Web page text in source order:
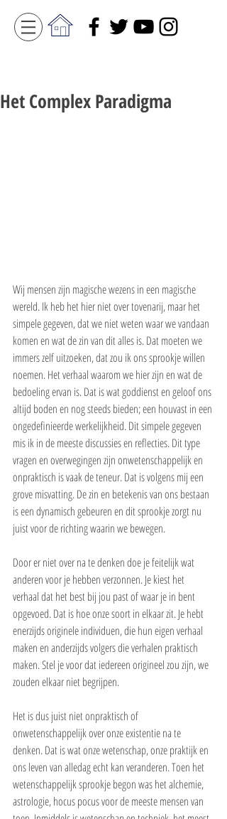
Het Complex Paradigma
Wij mensen zijn magische wezens in een magische
wereld. Ik heb het hier niet over tovenarij, maar het
simpele gegeven, dat we niet weten waar we vandaan
komen en wat de zin van dit alles is. Dat moeten we
immers zelf uitzoeken, dat zou ik ons sprookje willen
noemen. Het verhaal waarom we hier zijn en wat de
bedoeling ervan is. Dat is wat goddienst en geloof ons
altijd boden en nog steeds bieden; een houvast in een
ongedefinieerde werkelijkheid. Dit simpele gegeven
mis ik in de meeste discussies en reflecties. Dit type
vragen en overwegingen zijn onwetenschappelijk en
onpraktisch is vaak de teneur. Dat is volgens mij een
grove misvatting. De zin en betekenis van ons bestaan
is een dynamisch gebeuren en dit sprookje zorgt nu
juist voor de richting waarin we bewegen.
Door er niet over na te denken doe je feitelijk wat
anderen voor je hebben verzonnen. Je kiest het
verhaal dat het best bij jou past of waar je in bent
opgevoed. Dat is hoe onze soort in elkaar zit. Je hebt
enerzijds originele individuen, die hun eigen verhaal
maken en anderzijds volgers die verhalen praktisch
maken. Stel je voor dat iedereen origineel zou zijn, we
zouden elkaar niet begrijpen.
Het is dus juist niet onpraktisch of
onwetenschappelijk over onze existentie na te
denken. Dat is wat onze wetenschap, onze praktijk en
ons leven van alledag echt kan veranderen. Toen het
wetenschappelijk sprookje begon was het alchemie,
astrologie, hocus pocus voor de meeste mensen van